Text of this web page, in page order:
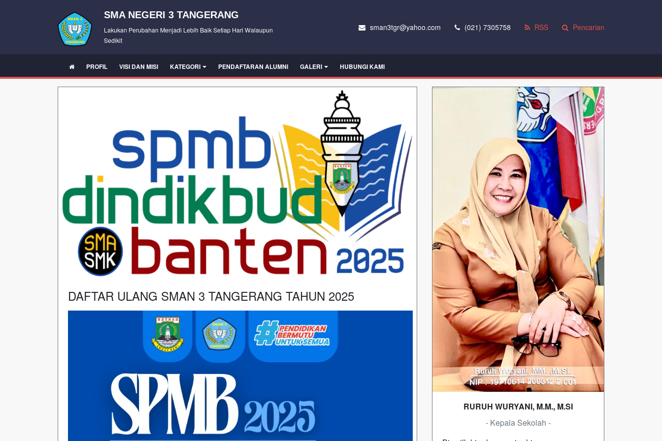
SMA NEGERI 3 TANGERANG
Lakukan Perubahan Menjadi Lebih Baik Setiap Hari Walaupun
Sedikit
sman3tgr@yahoo.com (021) 7305758 RSS Pencarian
PROFIL VISI DAN MISI KATEGORI PENDAFTARAN ALUMNI GALERI HUBUNGI KAMI
DAFTAR ULANG SMAN 3 TANGERANG TAHUN 2025
RURUH WURYANI, M.M., M.SI
- Kepala Sekolah -